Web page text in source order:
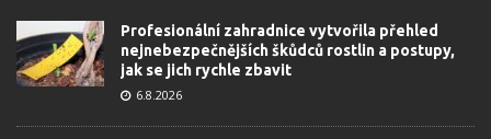
Profesionální zahradnice vytvořila přehled
nejnebezpečnějších škůdců rostlin a postupy,
jak se jich rychle zbavit
6.8.2026